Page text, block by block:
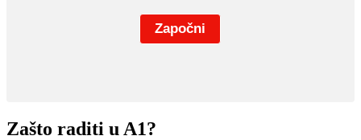
Zašto raditi u A1?